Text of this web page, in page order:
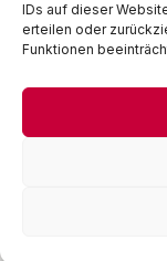
IDs auf dieser
erteilen oder
Funktionen